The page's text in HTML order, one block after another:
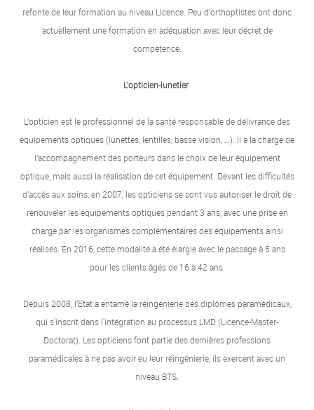
refonte de leur formation au niveau Licence. Peu d’orthoptistes ont donc
actuellement une formation en adéquation avec leur décret de
compétence.
L’opticien-lunetier
L’opticien est le professionnel de la santé responsable de délivrance des
équipements optiques (lunettes, lentilles, basse vision, …). Il a la charge de
l’accompagnement des porteurs dans le choix de leur équipement
optique, mais aussi la réalisation de cet équipement. Devant les difficultés
d’accès aux soins, en 2007, les opticiens se sont vus autoriser le droit de
renouveler les équipements optiques pendant 3 ans, avec une prise en
charge par les organismes complémentaires des équipements ainsi
réalisés. En 2016, cette modalité a été élargie avec le passage à 5 ans
pour les clients âgés de 16 à 42 ans.
Depuis 2008, l’Etat a entamé la réingénierie des diplômes paramédicaux,
qui s'inscrit dans l'intégration au processus LMD (Licence-Master-
Doctorat). Les opticiens font partie des dernières professions
paramédicales à ne pas avoir eu leur réingénierie, ils exercent avec un
niveau BTS.